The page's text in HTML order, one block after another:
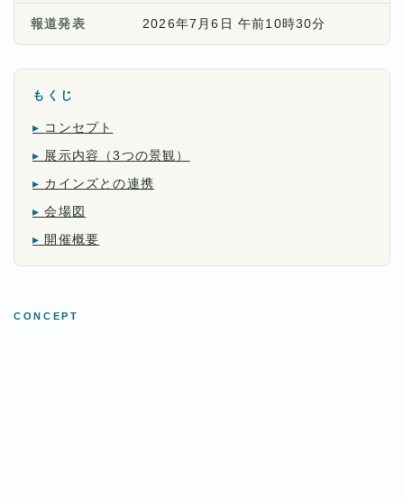
報道発表 2026年7月6日 午前10時30分
もくじ
コンセプト
展示内容（3つの景観）
カインズとの連携
会場図
開催概要
CONCEPT